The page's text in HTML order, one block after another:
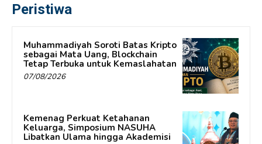
Peristiwa
Muhammadiyah Soroti Batas Kripto
sebagai Mata Uang, Blockchain
Tetap Terbuka untuk Kemaslahatan
07/08/2026
Kemenag Perkuat Ketahanan
Keluarga, Simposium NASUHA
Libatkan Ulama hingga Akademisi